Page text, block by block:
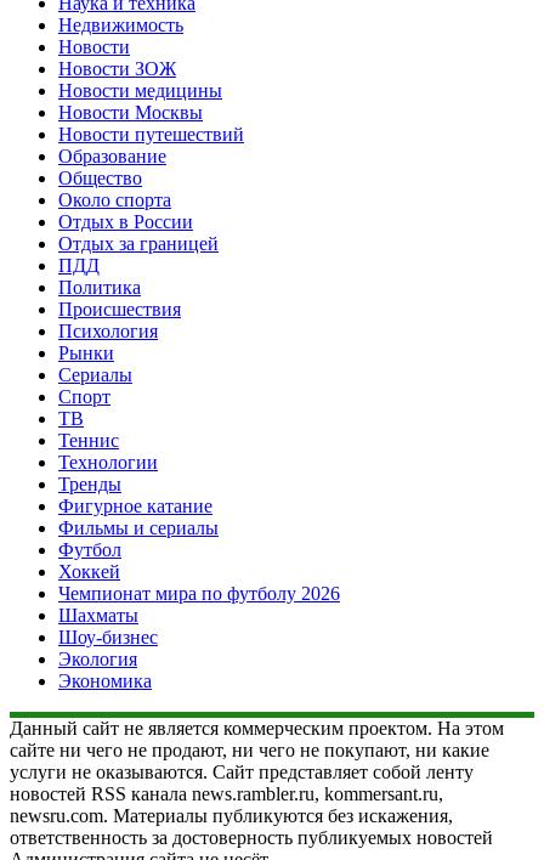
Недвижимость
Новости
Новости ЗОЖ
Новости медицины
Новости Москвы
Новости путешествий
Образование
Общество
Около спорта
Отдых в России
Отдых за границей
ПДД
Политика
Происшествия
Психология
Рынки
Сериалы
Спорт
ТВ
Теннис
Технологии
Тренды
Фигурное катание
Фильмы и сериалы
Футбол
Хоккей
Чемпионат мира по футболу 2026
Шахматы
Шоу-бизнес
Экология
Экономика
Данный сайт не является коммерческим проектом. На этом
сайте ни чего не продают, ни чего не покупают, ни какие
услуги не оказываются. Сайт представляет собой ленту
новостей RSS канала news.rambler.ru, kommersant.ru,
newsru.com. Материалы публикуются без искажения,
ответственность за достоверность публикуемых новостей